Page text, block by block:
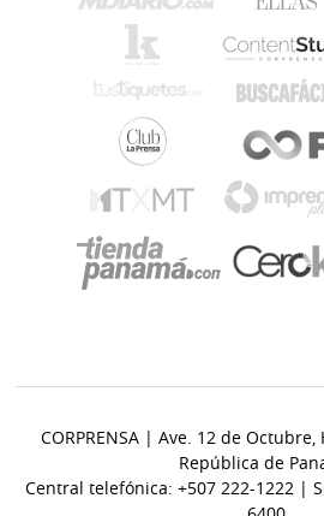
CORPRENSA | Ave. 12 de
República de
Central telefónica: +507 222-1222 |